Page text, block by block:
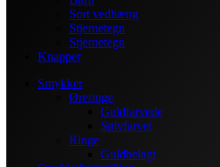
Sort vedhæng
Stjernetegn
Stjernetegn
Knapper
Smykker
Øreringe
Guldfarvede
Sølvfarvet
Ringe
Guldbelagt